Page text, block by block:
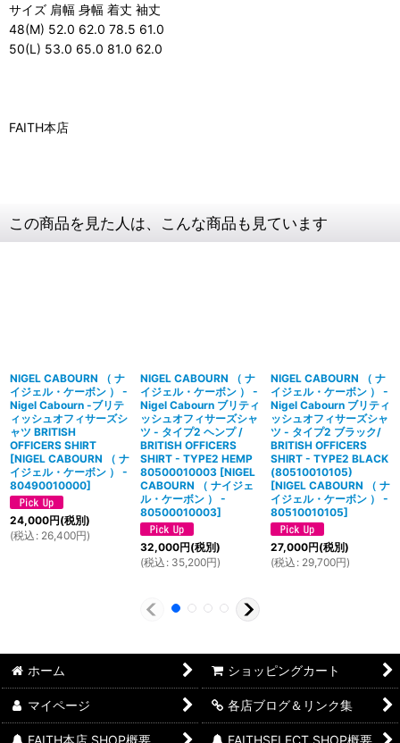
サイズ 肩幅 身幅 着丈 袖丈
48(M) 52.0 62.0 78.5 61.0
50(L) 53.0 65.0 81.0 62.0
FAITH本店
この商品を見た人は、こんな商品も見ています
NIGEL CABOURN （ ナ
イジェル・ケーボン ） -
Nigel Cabourn -ブリテ
ィッシュオフィサーズシ
ャツ BRITISH
OFFICERS SHIRT
[NIGEL CABOURN （ ナ
イジェル・ケーボン ） -
80490010000]
24,000円(税別)
(税込 : 26,400円)
NIGEL CABOURN （ ナ
イジェル・ケーボン ） -
Nigel Cabourn ブリティ
ッシュオフィサーズシャ
ツ - タイプ2 ヘンプ /
BRITISH OFFICERS
SHIRT - TYPE2 HEMP
80500010003 [NIGEL
CABOURN （ ナイジェ
ル・ケーボン ） -
80500010003]
32,000円(税別)
(税込 : 35,200円)
NIGEL CABOURN （ ナ
イジェル・ケーボン ） -
Nigel Cabourn ブリティ
ッシュオフィサーズシャ
ツ - タイプ2 ブラック/
BRITISH OFFICERS
SHIRT - TYPE2 BLACK
(80510010105)
[NIGEL CABOURN （ ナ
イジェル・ケーボン ） -
80510010105]
27,000円(税別)
(税込 : 29,700円)
ホーム ショッピングカート
マイページ 各店ブログ＆リンク集
FAITH本店 SHOP概要 FAITHSELECT SHOP概要